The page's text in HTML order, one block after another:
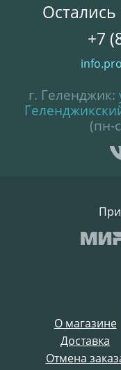
О магазине
Доставка
Отмена
+7
г. Геленджик:
(пн-